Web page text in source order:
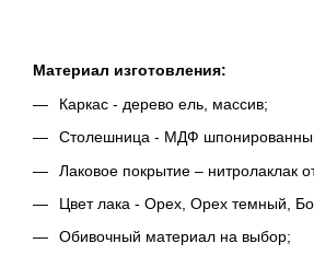
Материал изготовления:
Каркас - дерево ель, массив;
Столешница - МДФ
Лаковое покрытие – нитролаклак
Цвет лака - Орех, Орех темный,
Обивочный материал на выбор;